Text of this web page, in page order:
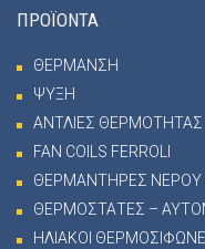
ΠΡΟΪΟΝΤΑ
ΘΕΡΜΑΝΣΗ
ΨΥΞΗ
ΑΝΤΛΙΕΣ ΘΕΡΜΟΤΗΤΑΣ
FAN COILS FERROLI
ΘΕΡΜΑΝΤΗΡΕΣ ΝΕΡΟΥ
ΘΕΡΜΟΣΤΑΤΕΣ –
ΗΛΙΑΚΟΙ